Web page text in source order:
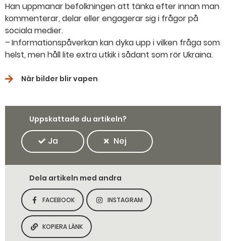
Han uppmanar befolkningen att tänka efter innan man
kommenterar, delar eller engagerar sig i frågor på
sociala medier.
– Informationspåverkan kan dyka upp i vilken fråga som
helst, men håll lite extra utkik i sådant som rör Ukraina.
När bilder blir vapen
Uppskattade du artikeln?
Ja Nej
Dela artikeln med andra
DELA SIDAN PÅ
FACEBOOK
DELA SIDAN PÅ
INSTAGRAM
KOPIERA SIDANS LÄNK
KOPIERA LÄNK